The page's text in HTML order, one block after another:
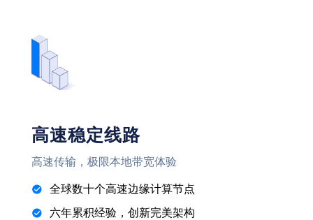
高速稳定线路
高速传输，极限本地带宽体验
全球数十个高速边缘计算节点
六年累积经验，创新完美架构